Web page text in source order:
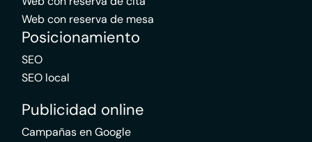
Web con reserva de mesa
Posicionamiento
SEO
SEO local
Publicidad online
Campañas en Google